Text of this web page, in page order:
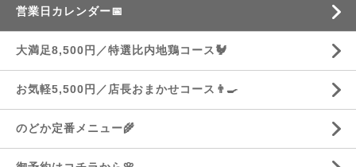
営業日カレンダー📅
大満足8,500円／特選比内地鶏コース🐓
お気軽5,500円／店長おまかせコース👨‍🍳
のどか定番メニュー🌾